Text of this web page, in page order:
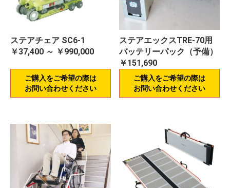
ステアチェア SC6-1
￥37,400 ～ ￥990,000
ご購入をご希望の際は
お問い合わせください
ステアエックスTRE-70用
バッテリーパック（予備）
￥151,690
ご購入をご希望の際は
お問い合わせください